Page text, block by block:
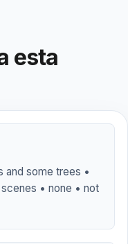
esta
and some trees •
• none • not